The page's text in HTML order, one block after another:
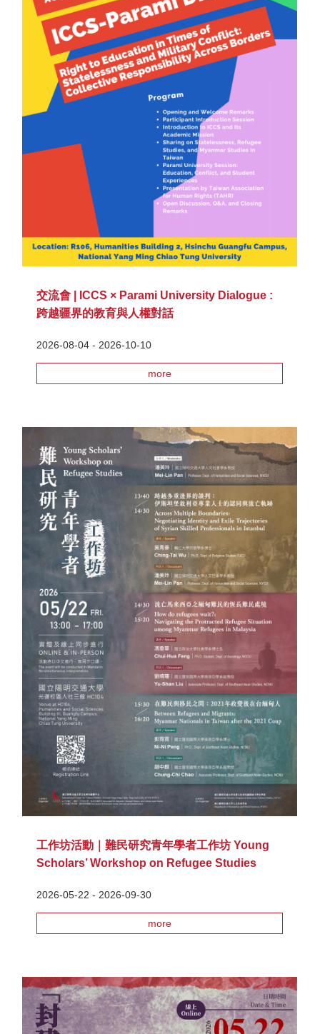
交流會 | ICCS × Parami University Dialogue :
跨越疆界的教育與人權對話
2026-08-04 - 2026-10-10
more
工作坊活動｜難民研究青年學者工作坊 Young
Scholars’ Workshop on Refugee Studies
2026-05-22 - 2026-09-30
more